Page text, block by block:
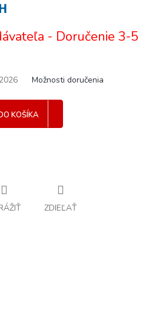
- Doručenie 3-5
Možnosti doručenia
KOŠÍKA
ZDIEĽAŤ